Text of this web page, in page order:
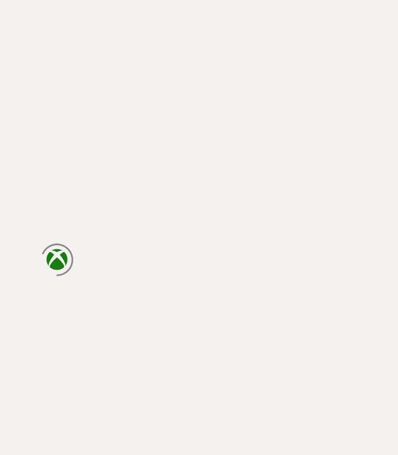
завантаження